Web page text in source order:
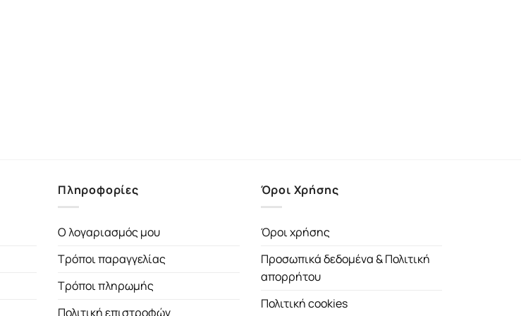
Πληροφορίες
Ο λογαριασμός μου
Τρόποι παραγγελίας
Τρόποι πληρωμής
Πολιτική επιστροφών
Όροι Χρήσης
Όροι χρήσης
Προσωπικά δεδομένα & Πολιτική
απορρήτου
Πολιτική cookies